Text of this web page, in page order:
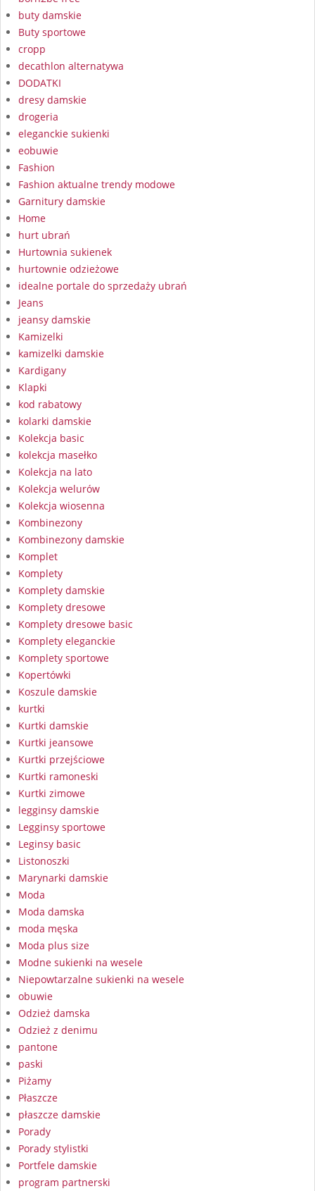
buty damskie
Buty sportowe
cropp
decathlon alternatywa
DODATKI
dresy damskie
drogeria
eleganckie sukienki
eobuwie
Fashion
Fashion aktualne trendy modowe
Garnitury damskie
Home
hurt ubrań
Hurtownia sukienek
hurtownie odzieżowe
idealne portale do sprzedaży ubrań
Jeans
jeansy damskie
Kamizelki
kamizelki damskie
Kardigany
Klapki
kod rabatowy
kolarki damskie
Kolekcja basic
kolekcja masełko
Kolekcja na lato
Kolekcja welurów
Kolekcja wiosenna
Kombinezony
Kombinezony damskie
Komplet
Komplety
Komplety damskie
Komplety dresowe
Komplety dresowe basic
Komplety eleganckie
Komplety sportowe
Kopertówki
Koszule damskie
kurtki
Kurtki damskie
Kurtki jeansowe
Kurtki przejściowe
Kurtki ramoneski
Kurtki zimowe
legginsy damskie
Legginsy sportowe
Leginsy basic
Listonoszki
Marynarki damskie
Moda
Moda damska
moda męska
Moda plus size
Modne sukienki na wesele
Niepowtarzalne sukienki na wesele
obuwie
Odzież damska
Odzież z denimu
pantone
paski
Piżamy
Płaszcze
płaszcze damskie
Porady
Porady stylistki
Portfele damskie
program partnerski